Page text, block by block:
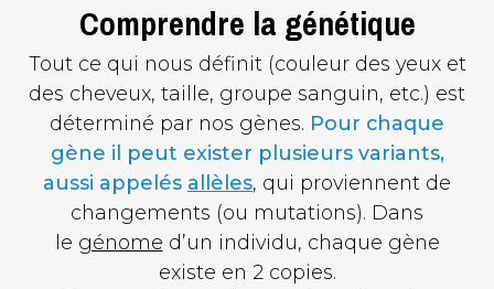
Comprendre la génétique
Tout ce qui nous définit (couleur des yeux et
des cheveux, taille, groupe sanguin, etc.) est
déterminé par nos gènes. Pour chaque
gène il peut exister plusieurs variants,
aussi appelés allèles, qui proviennent de
changements (ou mutations). Dans
le génome d’un individu, chaque gène
existe en 2 copies.